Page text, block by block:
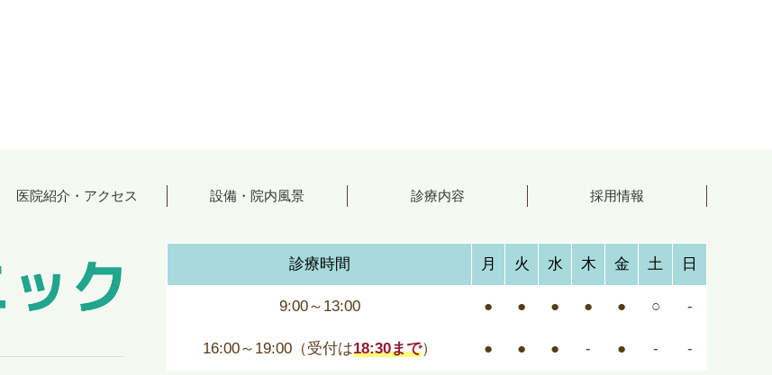
医院紹介・アクセス 設備・院内風景 診療内容 採用情報
診療時間 月 火 水 木 金 土 日
9:00～13:00 ● ● ● ● ● ○ -
16:00～19:00（受付は18:30まで） ● ● ● - ● - -